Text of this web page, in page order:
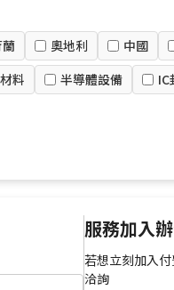
奧地利 中國
料 半導體設備 IC
服務加入
若想立刻加入
洽詢